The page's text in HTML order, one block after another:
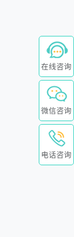
在线咨询
微信咨询
电话咨询